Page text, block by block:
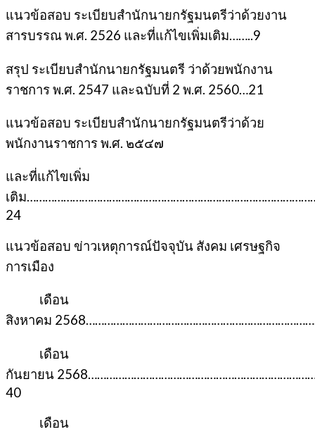
แนวข้อสอบ ระเบียบสำนักนายกรัฐมนตรีว่าด้วยงาน
สารบรรณ พ.ศ. 2526 และที่แก้ไขเพิ่มเติม……..9
สรุป ระเบียบสำนักนายกรัฐมนตรี ว่าด้วยพนักงาน
ราชการ พ.ศ. 2547 และฉบับที่ 2 พ.ศ. 2560…21
แนวข้อสอบ ระเบียบสำนักนายกรัฐมนตรีว่าด้วย
พนักงานราชการ พ.ศ. ๒๕๔๗
และที่แก้ไขเพิ่ม
เติม
24
แนวข้อสอบ ข่าวเหตุการณ์ปัจจุบัน สังคม เศรษฐกิจ
การเมือง
เดือน
สิงหาคม
เดือน
กันยายน
40
เดือน